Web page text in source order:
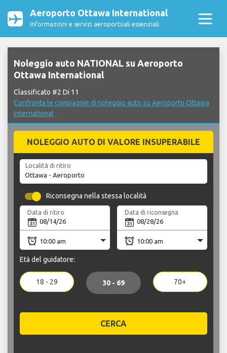
Aeroporto Ottawa International
Informazioni e servizi aeroportuali essenziali
Noleggio auto NATIONAL su Aeroporto
Ottawa International
Classificato #2 Di 11
Confronta le compagnie di noleggio auto su Aeroporto Ottawa
International
NOLEGGIO AUTO DI VALORE INSUPERABILE
Località di ritiro
Riconsegna nella stessa località
Data di ritiro Data di riconsegna
Età del guidatore:
18 - 29 30 - 69 70+
CERCA